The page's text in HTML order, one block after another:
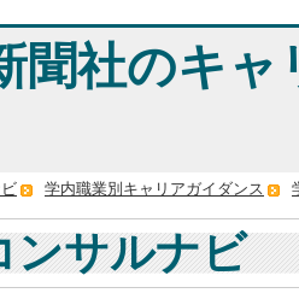
聞社のキ
学内職業別キャリアガイダンス
ンサルナビ